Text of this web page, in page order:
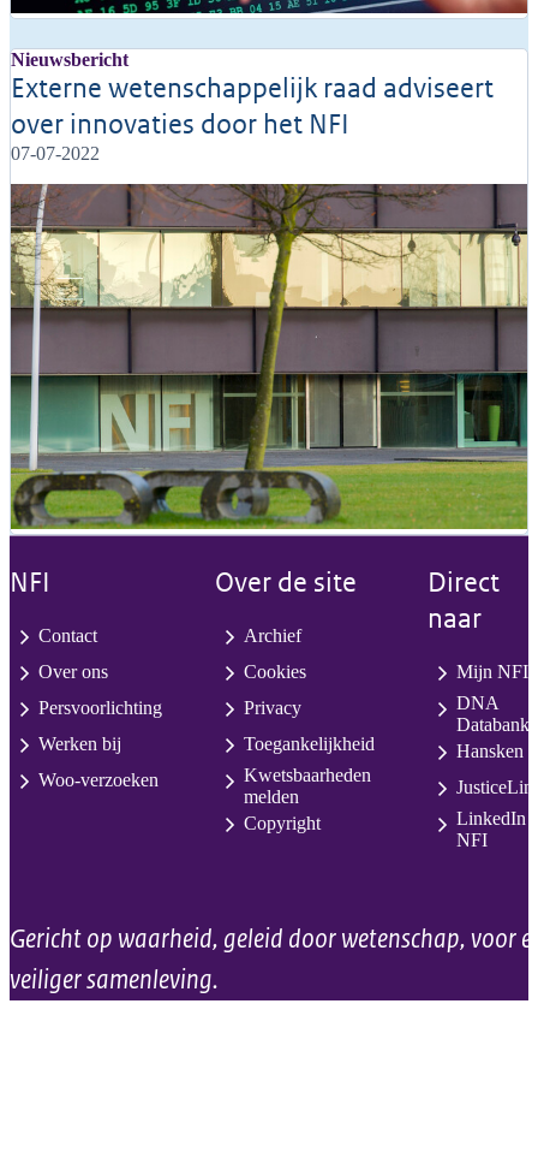
Nieuwsbericht
Externe wetenschappelijk raad adviseert
over innovaties door het NFI
07-07-2022
NFI
Contact
Over ons
Persvoorlichting
Werken bij
Woo-verzoeken
Over de site
Archief
Cookies
Privacy
Toegankelijkheid
Kwetsbaarheden
melden
Copyright
Direct
naar
Mijn NFI
DNA
Databank
Hansken
LinkedIn
NFI
Gericht op waarheid, geleid door wetenschap, voor
veiliger samenleving.